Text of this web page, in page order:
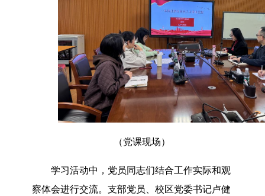
（党课现场）
学习活动中，党员同志们结合工作实际和观
察体会进行交流。支部党员、校区党委书记卢健